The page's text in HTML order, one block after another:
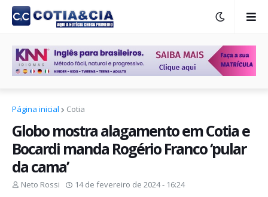
Página inicial Cotia
Globo mostra alagamento em Cotia e
Bocardi manda Rogério Franco ‘pular
da cama’
Neto Rossi 14 de fevereiro de 2024 - 16:24